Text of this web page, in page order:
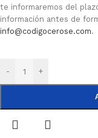
te informaremos del
información antes de
info@codigocerose.com.
- +